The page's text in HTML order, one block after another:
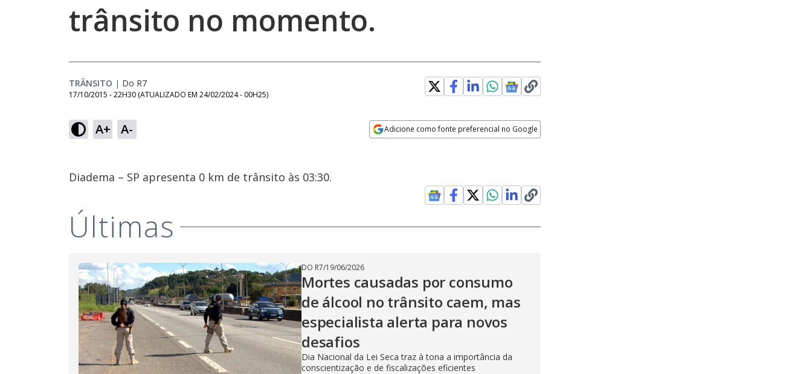
trânsito no momento.
TRÂNSITO | Do R7
17/10/2015 - 22H30 (ATUALIZADO EM 24/02/2024 - 00H25)
A+ A- Adicione como fonte preferencial no Google
Diadema – SP apresenta 0 km de trânsito às 03:30.
Últimas
DO R7/19/06/2026
Mortes causadas por consumo
de álcool no trânsito caem, mas
especialista alerta para novos
desafios
Dia Nacional da Lei Seca traz à tona a importância da
conscientização e de fiscalizações eficientes